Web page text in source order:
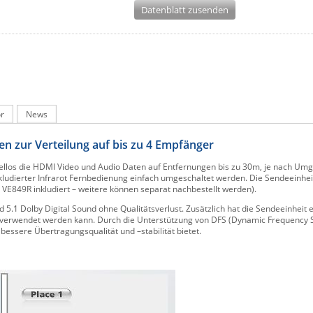
Datenblatt zusenden
News
zur Verteilung auf bis zu 4 Empfänger
die HDMI Video und Audio Daten auf Entfernungen bis zu 30m, je nach
Infrarot Fernbedienung einfach umgeschaltet werden. Die
inkludiert – weitere können separat nachbestellt werden).
Dolby Digital Sound ohne Qualitätsverlust. Zusätzlich hat die Sendeeinheit
werden kann. Durch die Unterstützung von DFS (Dynamic Frequency
Übertragungsqualität und –stabilität bietet.